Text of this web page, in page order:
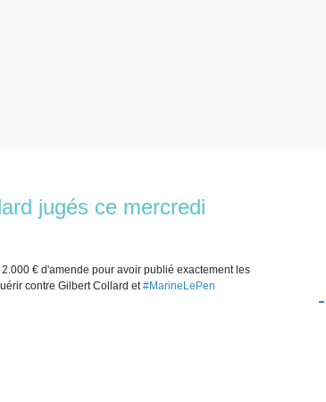
jugés ce mercredi
€ d'amende pour avoir publié exactement les
contre Gilbert Collard et#MarineLePen